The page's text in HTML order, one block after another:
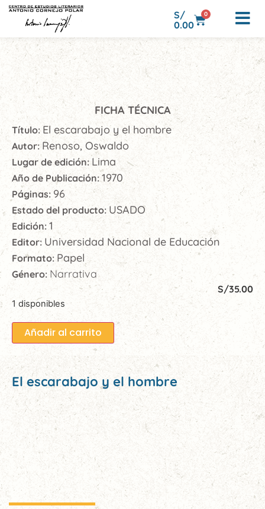
S/
0.00
0
FICHA TÉCNICA
Título: El escarabajo y el hombre
Autor: Renoso, Oswaldo
Lugar de edición: Lima
Año de Publicación:1970
Páginas: 96
Estado del producto: USADO
Edición: 1
Editor: Universidad Nacional de Educación
Formato: Papel
Género: Narrativa
S/35.00
1 disponibles
Añadir al carrito
El escarabajo y el hombre